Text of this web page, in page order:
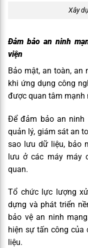
Xây
Đảm bảo an ninh
viện
Bảo mật, an toàn, an
khi ứng dụng công
được quan tâm mạnh
Để đảm bảo an ninh
quản lý, giám sát an
sao lưu dữ liệu, bảo
lưu ở các máy máy
quan.
Tổ chức lực lượng
dựng và phát triển
bảo vệ an ninh
hiện sự tấn công
liệu.